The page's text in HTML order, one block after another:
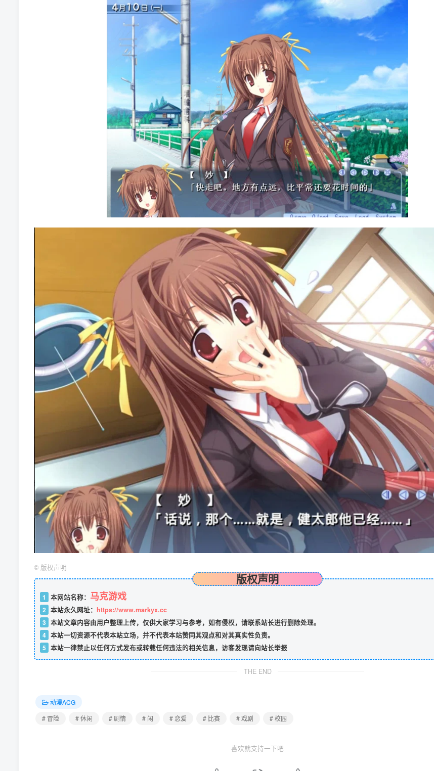
© 版权声明
版权声明
1 本网站名称： 马克游戏
2 本站永久网址： https://www.markyx.cc
3 本站文章内容由用户整理上传，仅供大家学习与参考，如有侵权，请联系站长进行删除处理。
4 本站一切资源不代表本站立场，并不代表本站赞同其观点和对其真实性负责。
5 本站一律禁止以任何方式发布或转载任何违法的相关信息，访客发现请向站长举报
THE END
动漫ACG
# 冒险
# 休闲 # 剧情 # 闲 # 恋爱 # 比赛 # 戏剧 # 校园
喜欢就支持一下吧